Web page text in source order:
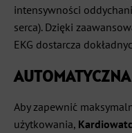
intensywności
serca). Dzięki
EKG dostarcza
Aby zapewnić
użytkowania,